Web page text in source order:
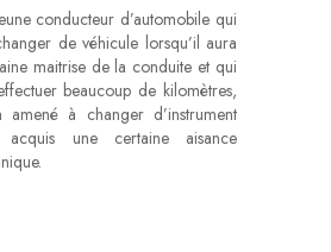
conducteur d’automobile qui
de véhicule lorsqu’il aura
maitrise de la conduite et qui
beaucoup de kilomètres,
amené à changer d’instrument
acquis une certaine aisance